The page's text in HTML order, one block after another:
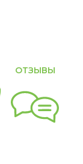
ОТЗЫВЫ